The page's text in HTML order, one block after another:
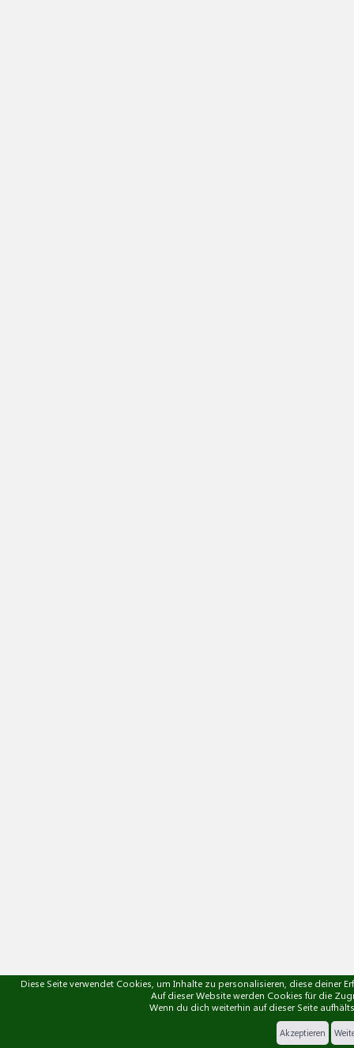
Diese Seite verwendet Cookies, um Inhalte zu personalisieren, diese
Auf dieser Website werden Cookies für die
Wenn du dich weiterhin auf dieser Seite
Akzeptieren